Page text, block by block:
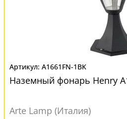
A1661FN-1BK
Наземный фонарь Henry
Arte Lamp (Италия)